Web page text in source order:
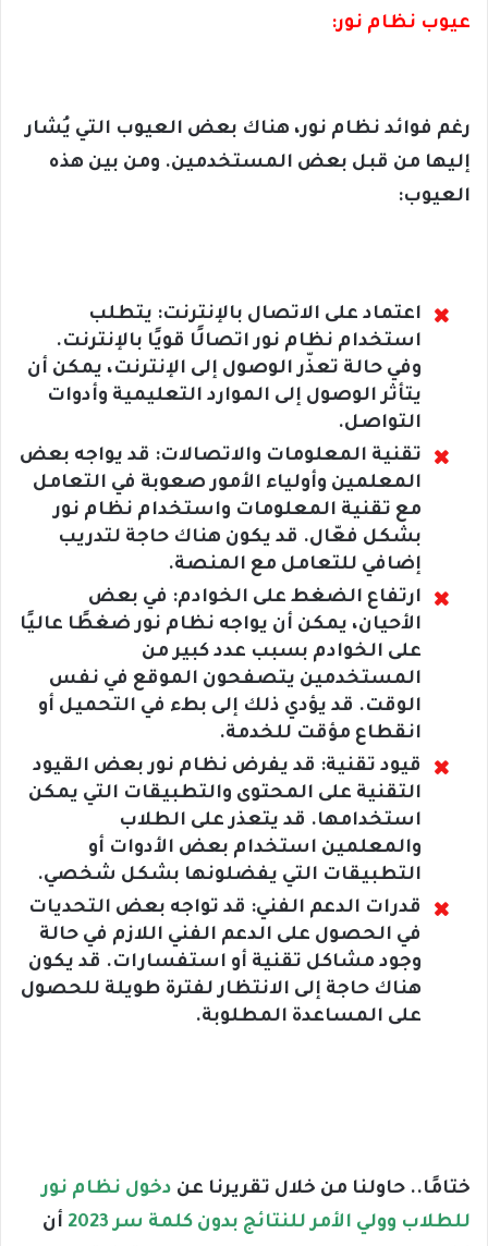
عيوب نظام نور:
رغم فوائد نظام نور، هناك بعض العيوب التي يُشار
إليها من قبل بعض المستخدمين. ومن بين هذه
العيوب:
اعتماد على الاتصال بالإنترنت: يتطلب
استخدام نظام نور اتصالًا قويًا بالإنترنت.
وفي حالة تعذّر الوصول إلى الإنترنت، يمكن أن
يتأثر الوصول إلى الموارد التعليمية وأدوات
التواصل.
تقنية المعلومات والاتصالات: قد يواجه بعض
المعلمين وأولياء الأمور صعوبة في التعامل
مع تقنية المعلومات واستخدام نظام نور
بشكل فعّال. قد يكون هناك حاجة لتدريب
إضافي للتعامل مع المنصة.
ارتفاع الضغط على الخوادم: في بعض
الأحيان، يمكن أن يواجه نظام نور ضغطًا عاليًا
على الخوادم بسبب عدد كبير من
المستخدمين يتصفحون الموقع في نفس
الوقت. قد يؤدي ذلك إلى بطء في التحميل أو
انقطاع مؤقت للخدمة.
قيود تقنية: قد يفرض نظام نور بعض القيود
التقنية على المحتوى والتطبيقات التي يمكن
استخدامها. قد يتعذر على الطلاب
والمعلمين استخدام بعض الأدوات أو
التطبيقات التي يفضلونها بشكل شخصي.
قدرات الدعم الفني: قد تواجه بعض التحديات
في الحصول على الدعم الفني اللازم في حالة
وجود مشاكل تقنية أو استفسارات. قد يكون
هناك حاجة إلى الانتظار لفترة طويلة للحصول
على المساعدة المطلوبة.
ختامًا.. حاولنا من خلال تقريرنا عن دخول نظام نور
للطلاب وولي الأمر للنتائج بدون كلمة سر 2023
أن